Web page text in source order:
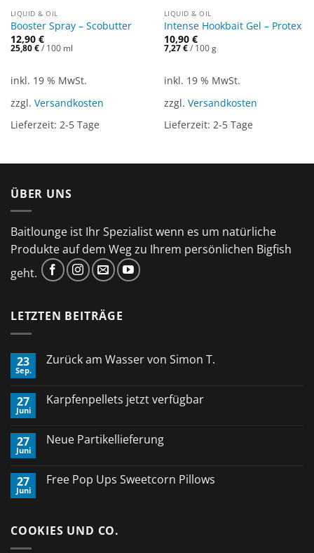
LIQUID & OIL
Booster Spray – Scobutter
12,90 €
25,80€/ 100 ml
inkl. 19 % MwSt.
zzgl. Versandkosten
Lieferzeit: 2-5 Tage
LIQUID & OIL
Intense Hookbait Gel – Protex
10,90 €
7,27€/ 100g
inkl. 19 % MwSt.
zzgl. Versandkosten
Lieferzeit: 2-5 Tage
ÜBER UNS
Baitlounge ist Ihr Spezialist wenn es um natürliche
Produkte auf dem Weg zu Ihrem persönlichen Bigfish
geht.
LETZTEN BEITRÄGE
23
Sep.
Zurück am Wasser von Simon T.
Zurück
Simon
T.
27
Juni
Karpfenpellets jetzt verfügbar
Karpfenpellets
27
Juni
Neue Partikellieferung
Neue
27
Juni
Free Pop Ups Sweetcorn Pillows
Pop
COOKIES UND CO.